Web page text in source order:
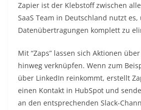
Zapier ist der Klebstoff zwischen
SaaS Team in Deutschland nutzt
Datenübertragungen komplett zu
Mit “Zaps” lassen sich Aktionen
hinweg verknüpfen. Wenn zum
über LinkedIn reinkommt, erstellt
einen Kontakt in HubSpot und
an den entsprechenden Slack-